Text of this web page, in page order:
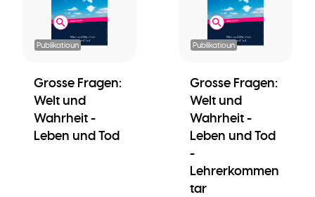
Publikatioun
Grosse Fragen:
Welt und
Wahrheit -
Leben und Tod
Publikatioun
Grosse Fragen:
Welt und
Wahrheit -
Leben und Tod
-
Lehrerkommen
tar